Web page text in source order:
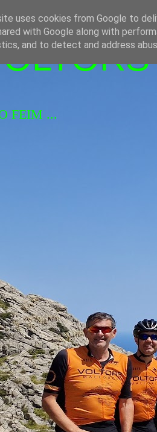
FEIM ...
uses cookies from Google to
with Google along with
and to detect and address